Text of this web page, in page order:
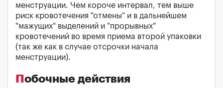
менструации. Чем короче интервал, тем выше
риск кровотечения "отмены" и в дальнейшем
"мажущих" выделений и "прорывных"
кровотечений во время приема второй упаковки
(так же как в случае отсрочки начала
менструации).
Побочные действия